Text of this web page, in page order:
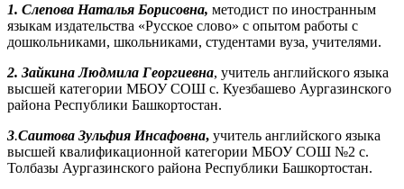
1. Слепова Наталья Борисовна, методист по иностранным
языкам издательства «Русское слово» с опытом работы с
дошкольниками, школьниками, студентами вуза, учителями.
2. Зайкина Людмила Георгиевна, учитель английского языка
высшей категории МБОУ СОШ с. Куезбашево Аургазинского
района Республики Башкортостан.
3.Саитова Зульфия Инсафовна, учитель английского языка
высшей квалификационной категории МБОУ СОШ №2 с.
Толбазы Аургазинского района Республики Башкортостан.